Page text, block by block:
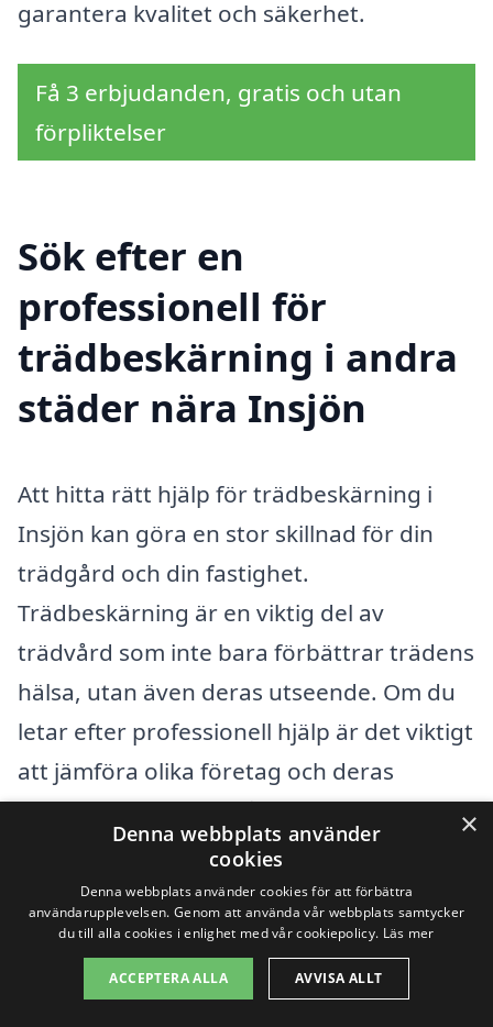
garantera kvalitet och säkerhet.
Få 3 erbjudanden, gratis och utan
förpliktelser
Sök efter en
professionell för
trädbeskärning i andra
städer nära Insjön
Att hitta rätt hjälp för trädbeskärning i
Insjön kan göra en stor skillnad för din
trädgård och din fastighet.
Trädbeskärning är en viktig del av
trädvård som inte bara förbättrar trädens
hälsa, utan även deras utseende. Om du
letar efter professionell hjälp är det viktigt
att jämföra olika företag och deras
erbjudanden för att få bästa möjliga
resultat. Dessa professionella kan hjälpa
dig med olika aspekter av trädbeskärning,
inklusive plantering, pruning och
underhåll av din gröna omgivning.
×
Denna webbplats använder
cookies
Denna webbplats använder cookies för att förbättra
användarupplevelsen. Genom att använda vår webbplats samtycker
du till alla cookies i enlighet med vår cookiepolicy. Läs mer
ACCEPTERA ALLA AVVISA ALLT